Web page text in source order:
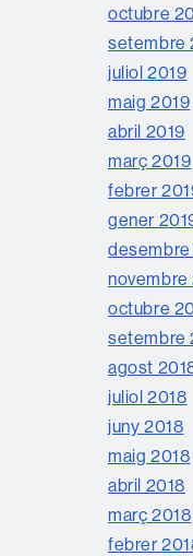
octubre
setembre
juliol 2019
maig 2019
abril 2019
març 2019
febrer
gener
desembre
novembre
octubre
setembre
agost
juliol 2018
juny 2018
maig 2018
abril 2018
març 2018
febrer